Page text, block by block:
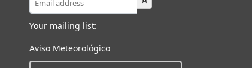
Your mailing list:
Aviso Meteorológico